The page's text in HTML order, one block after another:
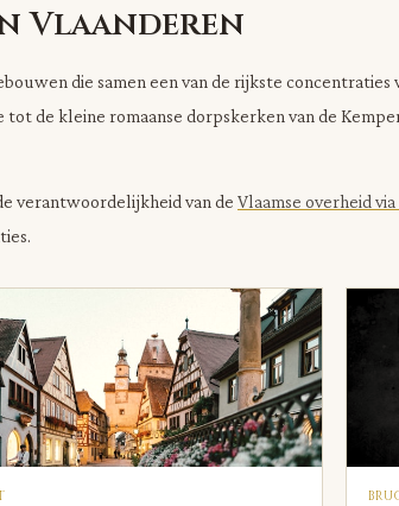
Vlaanderen
die samen een van de rijkste concentraties
tot de kleine romaanse dorpskerken van de
verantwoordelijkheid van de Vlaamse overheid